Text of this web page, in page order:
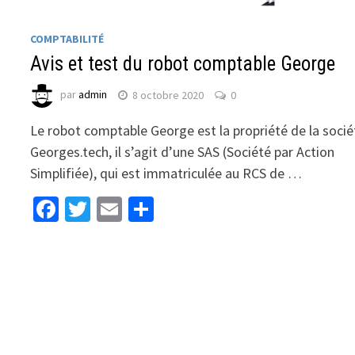
COMPTABILITÉ
Avis et test du robot comptable George
paradmin 8 octobre 2020 0
Le robot comptable George est la propriété de la
Georges.tech, il s’agit d’une SAS (Société par Action
Simplifiée), qui est immatriculée au RCS de …
Facebook
Twitter
Email